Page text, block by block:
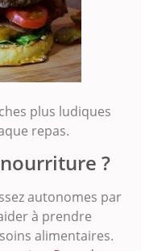
plus ludiques
repas.
?
autonomes par
à prendre
alimentaires.